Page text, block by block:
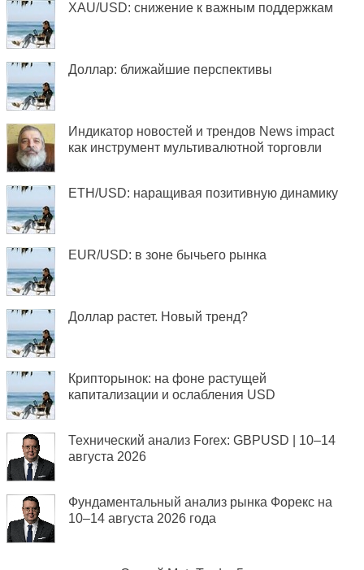
XAU/USD: снижение к важным поддержкам
Доллар: ближайшие перспективы
Индикатор новостей и трендов News impact
как инструмент мультивалютной торговли
ETH/USD: наращивая позитивную динамику
EUR/USD: в зоне бычьего рынка
Доллар растет. Новый тренд?
Крипторынок: на фоне растущей
капитализации и ослабления USD
Технический анализ Forex: GBPUSD | 10–14
августа 2026
Фундаментальный анализ рынка Форекс на
10–14 августа 2026 года